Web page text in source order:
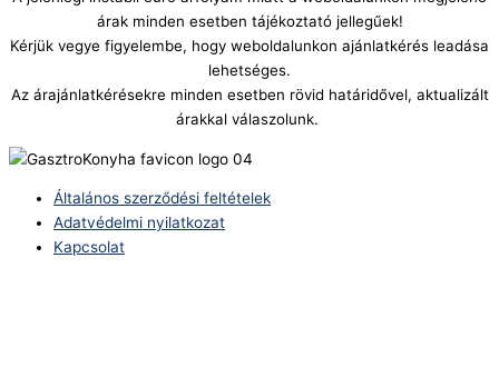
árak minden esetben tájékoztató jellegűek!
Kérjük vegye figyelembe, hogy weboldalunkon ajánlatkérés leadása
lehetséges.
Az árajánlatkérésekre minden esetben rövid határidővel, aktualizált
árakkal válaszolunk.
Általános szerződési feltételek
Adatvédelmi nyilatkozat
Kapcsolat